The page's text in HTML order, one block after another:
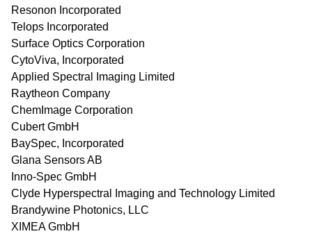
Resonon Incorporated
Telops Incorporated
Surface Optics Corporation
CytoViva, Incorporated
Applied Spectral Imaging Limited
Raytheon Company
ChemImage Corporation
Cubert GmbH
BaySpec, Incorporated
Glana Sensors AB
Inno-Spec GmbH
Clyde Hyperspectral Imaging and Technology Limited
Brandywine Photonics, LLC
XIMEA GmbH